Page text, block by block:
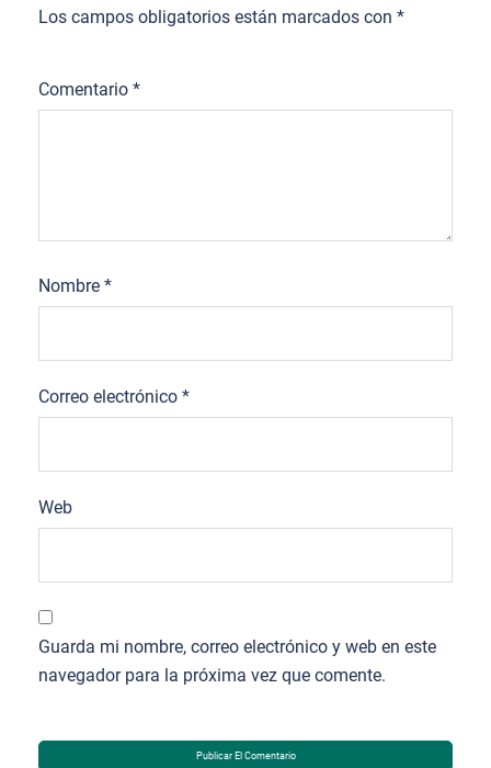
Los campos obligatorios están marcados con *
Comentario *
Nombre *
Correo electrónico *
Web
Guarda mi nombre, correo electrónico y web en este
navegador para la próxima vez que comente.